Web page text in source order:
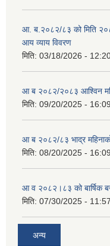
आ. ब.२०८२/८३ को मिति
आय व्याय विवरण
मिति: 03/18/2026 -
आ ब २०८२/२०८३ आश्विन
मिति: 09/20/2025 - 16:09
आ ब २०८२/८३ भाद्र
मिति: 08/20/2025 - 16:09
आ व २०८२।८३ को बार्षिक
मिति: 07/30/2025 - 11:57
अन्य